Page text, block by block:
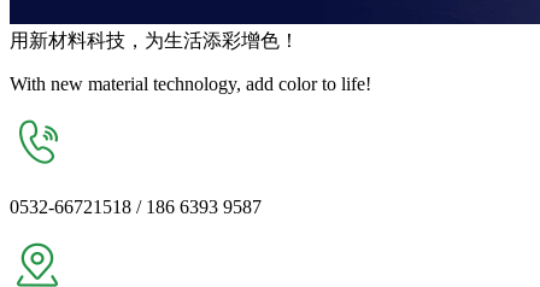
用 新材料科技，为生活添彩增色 ！
With new material technology, add color to life!
0532-66721518 / 186 6393 9587